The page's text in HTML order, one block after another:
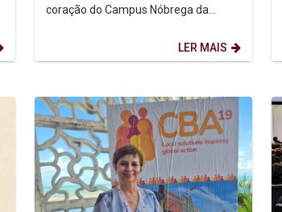
coração do Campus Nóbrega da
LER MAIS